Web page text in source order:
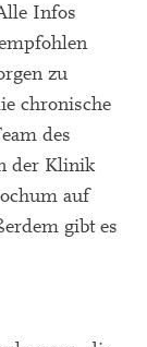
Infos
zu
chronische
des
der Klinik
auf
gibt es